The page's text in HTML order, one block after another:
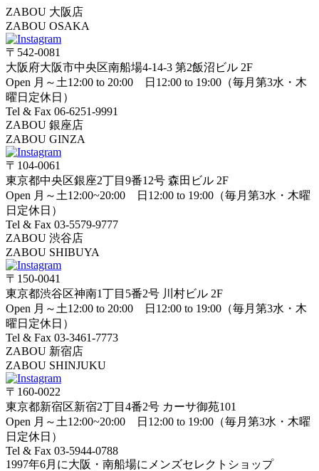
ZABOU 大阪店
ZABOU OSAKA
〒542-0081
大阪府大阪市中央区南船場4-14-3 第2飯沼ビル 2F
Open 月～土12:00 to 20:00 日12:00 to 19:00（毎月第3水・木
曜日定休日）
Tel & Fax 06-6251-9991
ZABOU 銀座店
ZABOU GINZA
〒104-0061
東京都中央区銀座2丁目9番12号 森田ビル 2F
Open 月～土12:00~20:00 日12:00 to 19:00（毎月第3水・木曜
日定休日）
Tel & Fax 03-5579-9777
ZABOU 渋谷店
ZABOU SHIBUYA
〒150-0041
東京都渋谷区神南1丁目5番2号 川村ビル 2F
Open 月～土12:00 to 20:00 日12:00 to 19:00（毎月第3水・木
曜日定休日）
Tel & Fax 03-3461-7773
ZABOU 新宿店
ZABOU SHINJUKU
〒160-0022
東京都新宿区新宿2丁目4番2号 カーサ御苑101
Open 月～土12:00~20:00 日12:00 to 19:00（毎月第3水・木曜
日定休日）
Tel & Fax 03-5944-0788
1997年6月に大阪・南船場にメンズセレクトショップ